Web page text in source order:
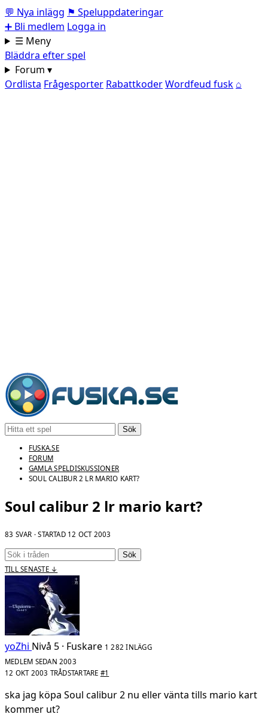
💬 Nya inlägg ⚑ Speluppdateringar
➕ Bli medlem Logga in
☰ Meny
Bläddra efter spel
Forum ▾
Ordlista Frågesporter RabattkoderWordfeud fusk ⌂
Sök
FUSKA.SE
FORUM
GAMLA SPELDISKUSSIONER
SOUL CALIBUR 2 LR MARIO KART?
Soul calibur 2 lr mario kart?
83 SVAR · STARTAD 12 OCT 2003
Sök
TILL SENASTE ↓
yoZhi Nivå 5 · Fuskare 1 282 INLÄGG
MEDLEM SEDAN 2003
12 OKT 2003 TRÅDSTARTARE #1
ska jag köpa Soul calibur 2 nu eller vänta tills mario kart
kommer ut?